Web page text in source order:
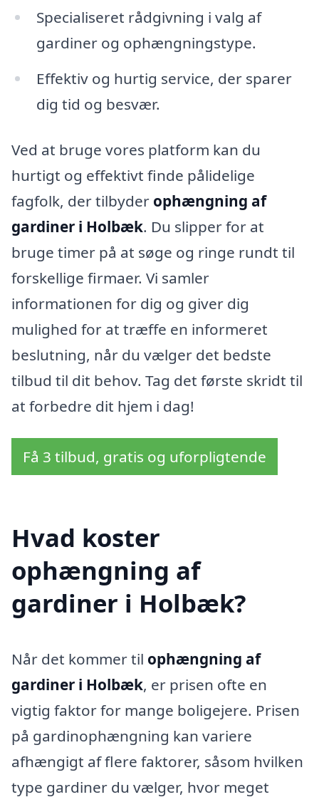
Specialiseret rådgivning i valg af
gardiner og ophængningstype.
Effektiv og hurtig service, der sparer
dig tid og besvær.
Ved at bruge vores platform kan du
hurtigt og effektivt finde pålidelige
fagfolk, der tilbyder ophængning af
gardiner i Holbæk. Du slipper for at
bruge timer på at søge og ringe rundt til
forskellige firmaer. Vi samler
informationen for dig og giver dig
mulighed for at træffe en informeret
beslutning, når du vælger det bedste
tilbud til dit behov. Tag det første skridt til
at forbedre dit hjem i dag!
Få 3 tilbud, gratis og uforpligtende
Hvad koster
ophængning af
gardiner i Holbæk?
Når det kommer til ophængning af
gardiner i Holbæk, er prisen ofte en
vigtig faktor for mange boligejere. Prisen
på gardinophængning kan variere
afhængigt af flere faktorer, såsom hvilken
type gardiner du vælger, hvor meget